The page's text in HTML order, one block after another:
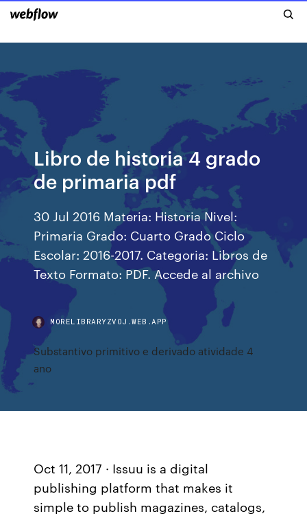
Libro de historia 4 grado
de primaria pdf
30 Jul 2016 Materia: Historia Nivel:
Primaria Grado: Cuarto Grado Ciclo
Escolar: 2016-2017. Categoria: Libros de
Texto Formato: PDF. Accede al archivo
MORELIBRARYZVOJ.WEB.APP
Substantivo primitivo e derivado atividade 4
ano
Oct 11, 2017 · Issuu is a digital
publishing platform that makes it
simple to publish magazines, catalogs,